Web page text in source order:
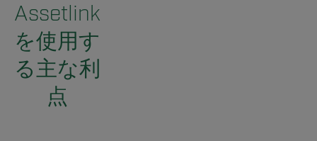
Assetlink
を使用す
る主な利
点